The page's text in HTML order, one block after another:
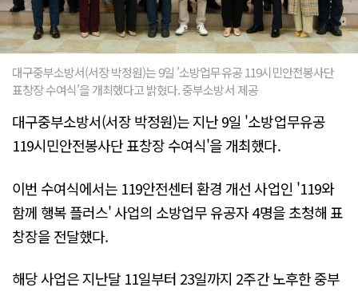
대구중부소방서(서장 박정원)는 9일 '소방업무유공 119시민안전봉사단
표창장 수여식'을 개최했다고 밝혔다. 중부소방서 제공
대구중부소방서(서장 박정원)는 지난 9일 '소방업무유공
119시민안전봉사단 표창장 수여식'을 개최했다.
이번 수여식에서는 119안전센터 환경 개선 사업인 '119와
함께 행복 플러스' 사업의 소방업무 유공자 4명을 초청해 표
창장을 전달했다.
해당 사업은 지난달 11일부터 23일까지 2주간 노후한 중부